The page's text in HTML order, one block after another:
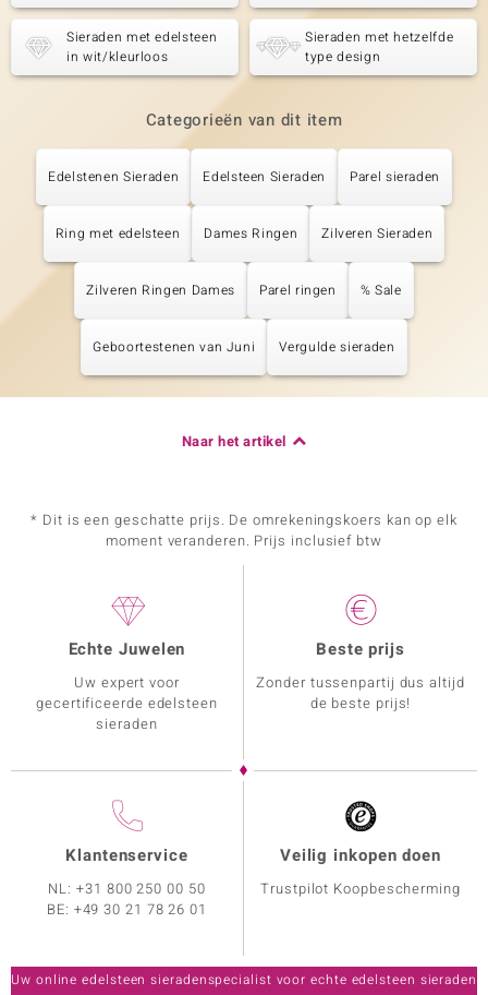
Sieraden met edelsteen
in wit/kleurloos
Sieraden met hetzelfde
type design
Categorieën van dit item
Edelstenen Sieraden Edelsteen Sieraden Parel sieraden
Ring met edelsteen Dames Ringen Zilveren Sieraden
Zilveren Ringen Dames Parel ringen % Sale
Geboortestenen van Juni Vergulde sieraden
Naar het artikel
* Dit is een geschatte prijs. De omrekeningskoers kan op elk
moment veranderen. Prijs inclusief btw
Echte Juwelen
Uw expert voor
gecertificeerde edelsteen
sieraden
Beste prijs
Zonder tussenpartij dus altijd
de beste prijs!
Klantenservice
NL:+31 800 250 00 50
BE: +49 30 21 78 26 01
Veilig inkopen doen
Trustpilot Koopbescherming
Uw online edelsteen sieradenspecialist voor echte edelsteen sieraden